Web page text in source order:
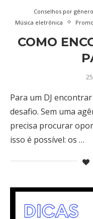
Conselhos por
Música eletrônica
COMO
Para um DJ
desafio. Sem uma
precisa procurar
isso é possível: os …